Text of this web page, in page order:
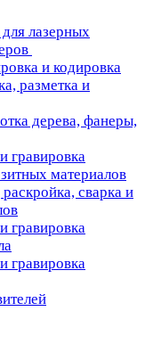
лазерных
и кодировка
разметка и
дерева, фанеры,
гравировка
материалов
сварка и
гравировка
гравировка